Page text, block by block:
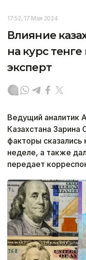
17:52, 17 Мая 2024
Влияние
на курс
эксперт
Ведущий аналитик
Казахстана Зарина
факторы сказались
неделе, а также
передает